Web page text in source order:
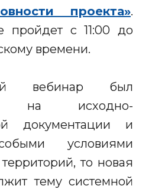
проекта».
пройдет с 11:00 до
времени.
вебинар был
на исходно-
документации и
условиями
то новая
тему системной